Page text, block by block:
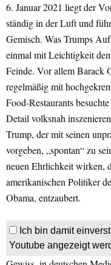
6. Januar 2021 liegt der
ständig in der Luft und
Gemisch. Was Trumps
einmal mit Leichtigkeit
Feinde. Vor allem Barack
regelmäßig mit
Food-Restaurants
Detail volksnah
Trump, der mit seinen
vorgeben, „spontan“ zu
neuen Ehrlichkeit wirken,
amerikanischen Politiker
Obama, entzaubert.
Ich bin damit
Youtube angezeigt